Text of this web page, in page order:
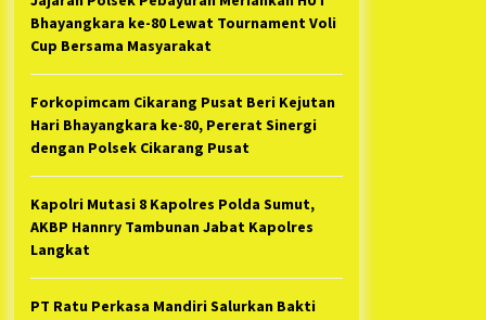
Cikarang Pusat Gelar STQ ke-VII
1 tahun ago
Bhayangkara ke-80 Lewat Tournament Voli
Cup Bersama Masyarakat
Forkopimcam Cikarang Pusat Beri Kejutan
Hari Bhayangkara ke-80, Pererat Sinergi
dengan Polsek Cikarang Pusat
Kapolri Mutasi 8 Kapolres Polda Sumut,
AKBP Hannry Tambunan Jabat Kapolres
Langkat
PT Ratu Perkasa Mandiri Salurkan Bakti